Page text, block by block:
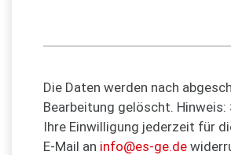
Die Daten werden nach
Bearbeitung gelöscht. Hinweis:
Ihre Einwilligung jederzeit für
E-Mail an info@es-ge.de